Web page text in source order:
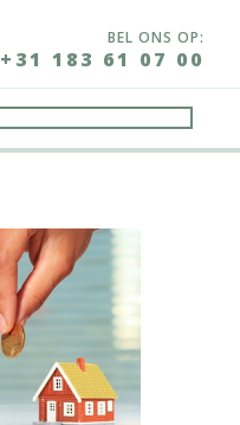
BEL ONS OP:
+31 183 61 07 00